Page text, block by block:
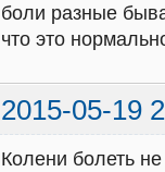
боли разные
что это
2015-05-19
Колени болеть